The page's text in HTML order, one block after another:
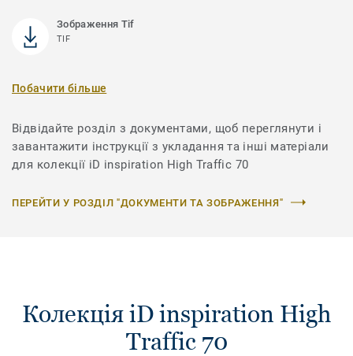
Зображення Tif
TIF
Побачити більше
Відвідайте розділ з документами, щоб переглянути і
завантажити інструкції з укладання та інші матеріали
для колекції iD inspiration High Traffic 70
ПЕРЕЙТИ У РОЗДІЛ "ДОКУМЕНТИ ТА ЗОБРАЖЕННЯ"
Колекція iD inspiration High
Traffic 70